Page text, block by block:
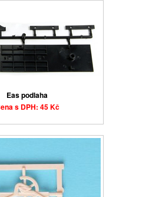
Eas podlaha
s DPH: 45 Kč